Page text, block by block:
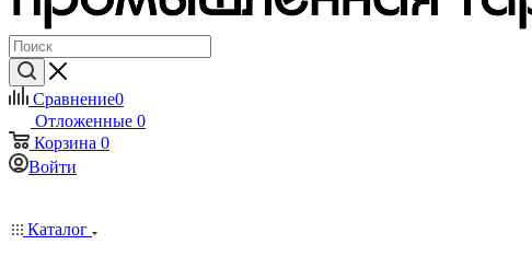
Сравнение0
Отложенные 0
Корзина 0
Войти
Каталог